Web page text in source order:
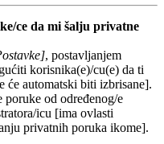
ce da mi šalju privatne
, postavljanjem
korisnika(e)/cu(e) da ti
će automatski biti izbrisane].
od određenog/e
icu [ima ovlasti
privatnih poruka ikome].